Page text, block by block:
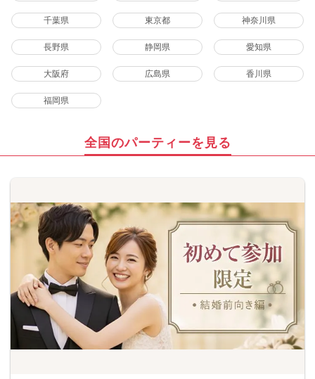
千葉県 東京都 神奈川県
長野県 静岡県 愛知県
大阪府 広島県 香川県
福岡県
全国のパーティーを見る